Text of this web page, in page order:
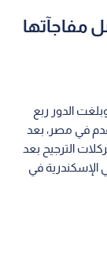
تواصل مفاجآتها
الدور ربع
في مصر، بعد
على جمهورية الكونغو الديموقراطية 4-2 بركلات الترجيح بعد
في الإسكندرية في